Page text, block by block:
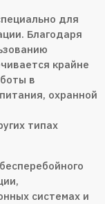
для
Благодаря
крайне
в
охранной
типах
системах и